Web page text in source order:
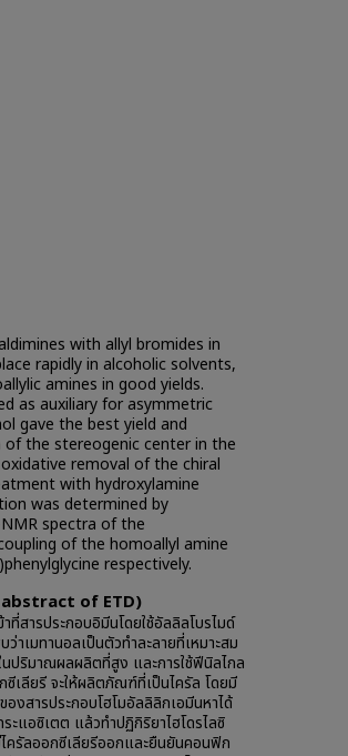
with allyl bromides in
rapidly in alcoholic solvents,
amines in good yields.
as auxiliary for asymmetric
gave the best yield and
the stereogenic center in the
removal of the chiral
with hydroxylamine
was determined by
spectra of the
of the homoallyl amine
respectively.
of ETD)
สารประกอบอิมีนโดยใช้อัลลิลโบรไมด์
าเมทานอลเป็นตัวทำละลายที่เหมาะสม
นปริมาณผลผลิตที่สูง และการใช้ฟีนิลไกล
เลียรี จะให้ผลิตภัณฑ์ที่เป็นไครัล โดยมี
งสารประกอบโฮโมอัลลิลิกเอมีนหาได้
ะแอซิเตต แล้วทำปฏิกิริยาไฮโดรไลซิ
ครัลออกซีเลียรีออกและยืนยันคอนฟิก